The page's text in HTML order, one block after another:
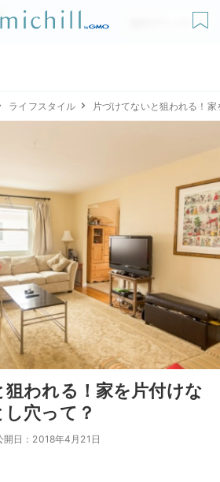
無料ダウンロード
ライフスタイル 片づけてないと狙われる！
狙われる！家を片付けな
穴って？
開日：2018年4月21日